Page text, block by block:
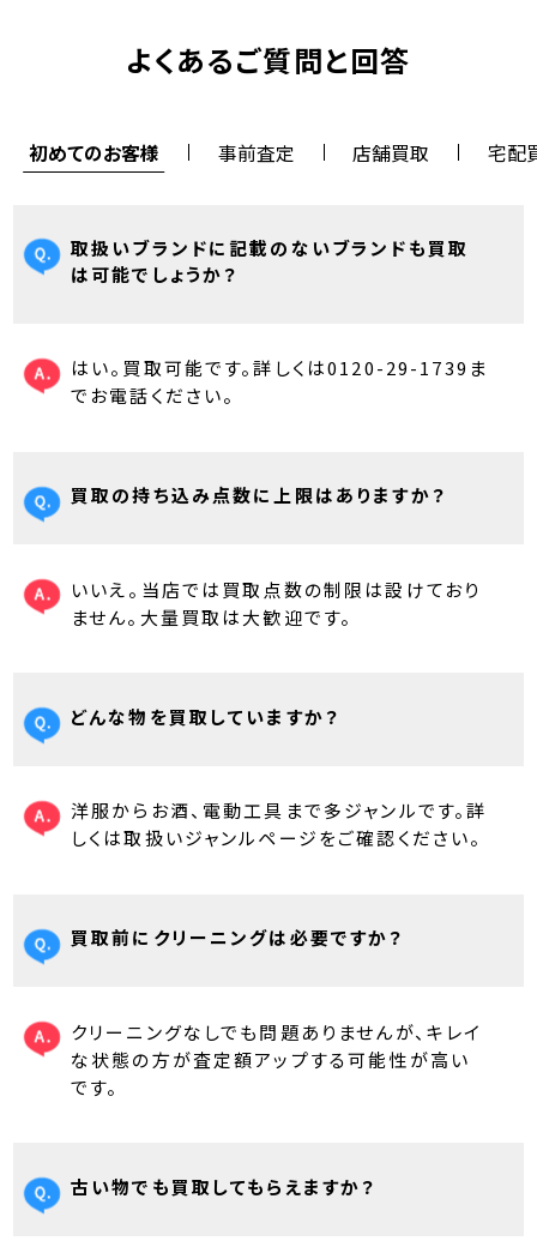
よくあるご質問と回答
初めてのお客様 事前査定 店舗買取 宅配
取扱いブランドに記載のないブランドも買取
は可能でしょうか？
はい。買取可能です。詳しくは0120-29-1739ま
でお電話ください。
買取の持ち込み点数に上限はありますか？
いいえ。当店では買取点数の制限は設けており
ません。大量買取は大歓迎です。
どんな物を買取していますか？
洋服からお酒、電動工具まで多ジャンルです。詳
しくは取扱いジャンルページをご確認ください。
買取前にクリーニングは必要ですか？
クリーニングなしでも問題ありませんが、キレイ
な状態の方が査定額アップする可能性が高い
です。
古い物でも買取してもらえますか？